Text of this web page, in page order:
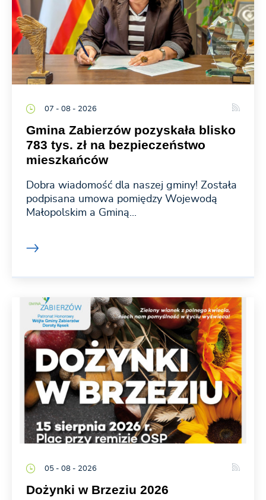
07 - 08 - 2026
Gmina Zabierzów pozyskała blisko
783 tys. zł na bezpieczeństwo
mieszkańców
Dobra wiadomość dla naszej gminy! Została
podpisana umowa pomiędzy Wojewodą
Małopolskim a Gminą...
05 - 08 - 2026
Dożynki w Brzeziu 2026